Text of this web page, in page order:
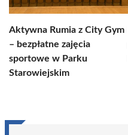
Aktywna Rumia z City Gym
– bezpłatne zajęcia
sportowe w Parku
Starowiejskim